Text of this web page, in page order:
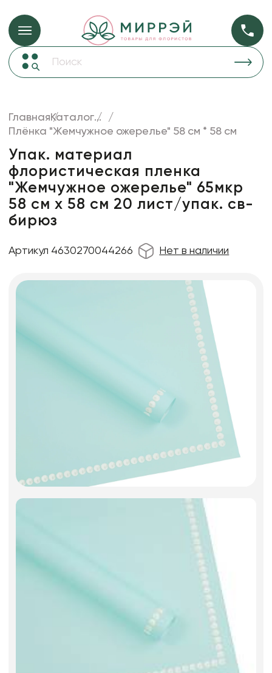
Упаковка для цветов и подарков Упаковка для
Коробки для цветов
Декор для дома
Лента
Товары для флористов
Пакеты для цветов и подарков
Декоративные вазы, кашпо
ГлавнаяКаталог...
Плёнка "Жемчужное ожерелье" 58 см * 58 см
Упак. материал
флористическая пленка
"Жемчужное ожерелье" 65мкр
58 см х 58 см 20 лист/упак. св-
бирюз
Артикул 4630270044266 Нет в наличии